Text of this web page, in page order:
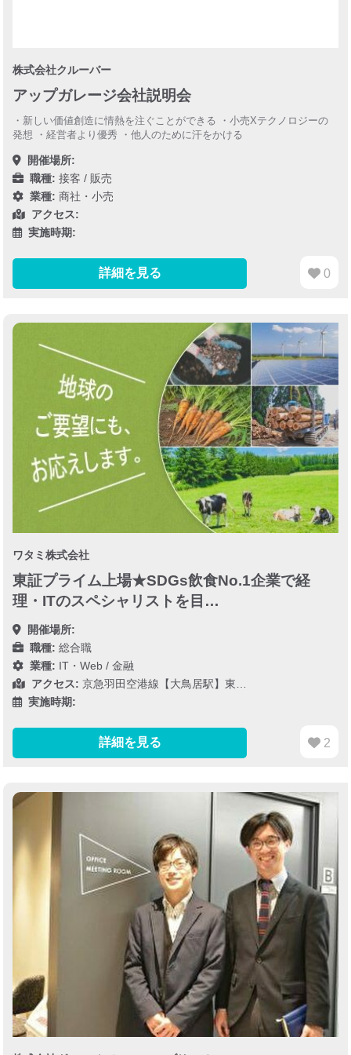
株式会社クルーバー
アップガレージ会社説明会
・新しい価値創造に情熱を注ぐことができる ・小売Xテクノロジーの
発想 ・経営者より優秀 ・他人のために汗をかける
開催場所:
職種: 接客 / 販売
業種: 商社・小売
アクセス:
実施時期:
詳細を見る 0
ワタミ株式会社
東証プライム上場★SDGs飲食No.1企業で経
理・ITのスペシャリストを目…
開催場所:
職種: 総合職
業種: IT・Web /金融
アクセス: 京急羽田空港線【大鳥居駅】東…
実施時期:
詳細を見る 2